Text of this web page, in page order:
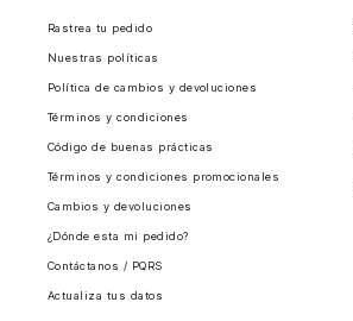
Rastrea tu pedido
Nuestras políticas
Política de cambios y devoluciones
Términos y condiciones
Código de buenas prácticas
Términos y condiciones promocionales
Cambios y devoluciones
¿Dónde esta mi pedido?
Contáctanos / PQRS
Actualiza tus datos